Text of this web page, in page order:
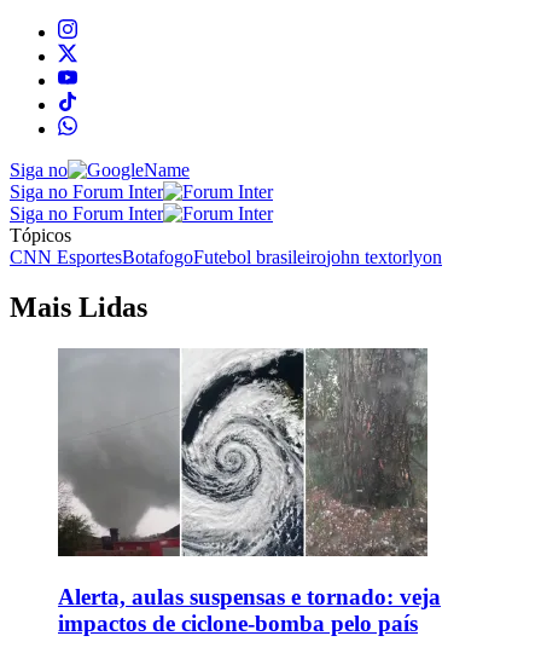
Siga no
Siga no Forum Inter
Siga no Forum Inter
Tópicos
CNN EsportesBotafogoFutebol brasileirojohn textorlyon
Mais Lidas
Alerta, aulas suspensas e tornado: veja
impactos de ciclone-bomba pelo país